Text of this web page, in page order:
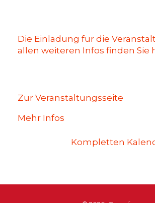
Die Einladung für die
allen weiteren Infos finden Sie
Zur Veranstaltungsseite
Mehr Infos
Kompletten